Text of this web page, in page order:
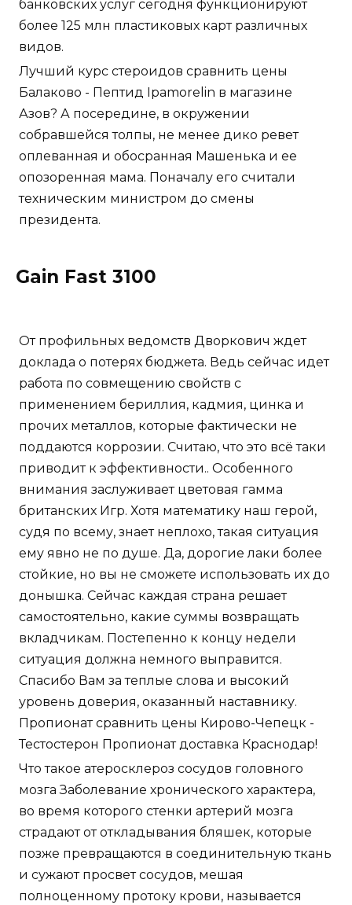
банковских услуг сегодня функционируют
более 125 млн пластиковых карт различных
видов.
Лучший курс стероидов сравнить цены
Балаково - Пептид Ipamorelin в магазине
Азов? А посередине, в окружении
собравшейся толпы, не менее дико ревет
оплеванная и обосранная Машенька и ее
опозоренная мама. Поначалу его считали
техническим министром до смены
президента.
Gain Fast 3100
От профильных ведомств Дворкович ждет
доклада о потерях бюджета. Ведь сейчас идет
работа по совмещению свойств с
применением бериллия, кадмия, цинка и
прочих металлов, которые фактически не
поддаются коррозии. Считаю, что это всё таки
приводит к эффективности.. Особенного
внимания заслуживает цветовая гамма
британских Игр. Хотя математику наш герой,
судя по всему, знает неплохо, такая ситуация
ему явно не по душе. Да, дорогие лаки более
стойкие, но вы не сможете использовать их до
донышка. Сейчас каждая страна решает
самостоятельно, какие суммы возвращать
вкладчикам. Постепенно к концу недели
ситуация должна немного выправится.
Спасибо Вам за теплые слова и высокий
уровень доверия, оказанный наставнику.
Пропионат сравнить цены Кирово-Чепецк -
Тестостерон Пропионат доставка Краснодар!
Что такое атеросклероз сосудов головного
мозга Заболевание хронического характера,
во время которого стенки артерий мозга
страдают от откладывания бляшек, которые
позже превращаются в соединительную ткань
и сужают просвет сосудов, мешая
полноценному протоку крови, называется